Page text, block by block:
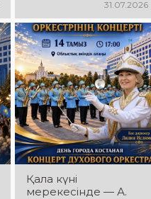
бағдарламасы өтеді!
Сіздерді заманауи
музыка, жарқын
орындаулар, қуатты
энергия мен көтеріңкі
мерекелік көңіл күй
күтеді!
31.07.2026
Қала күні
мерекесінде — А.